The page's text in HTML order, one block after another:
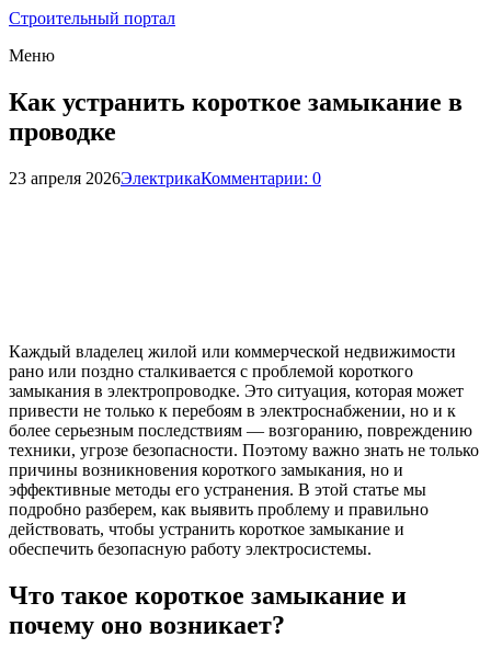
Строительный портал
Меню
Как устранить короткое замыкание в
проводке
23 апреля 2026ЭлектрикаКомментарии: 0
Каждый владелец жилой или коммерческой недвижимости
рано или поздно сталкивается с проблемой короткого
замыкания в электропроводке. Это ситуация, которая может
привести не только к перебоям в электроснабжении, но и к
более серьезным последствиям — возгоранию, повреждению
техники, угрозе безопасности. Поэтому важно знать не только
причины возникновения короткого замыкания, но и
эффективные методы его устранения. В этой статье мы
подробно разберем, как выявить проблему и правильно
действовать, чтобы устранить короткое замыкание и
обеспечить безопасную работу электросистемы.
Что такое короткое замыкание и
почему оно возникает?